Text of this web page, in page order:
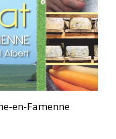
en-Famenne